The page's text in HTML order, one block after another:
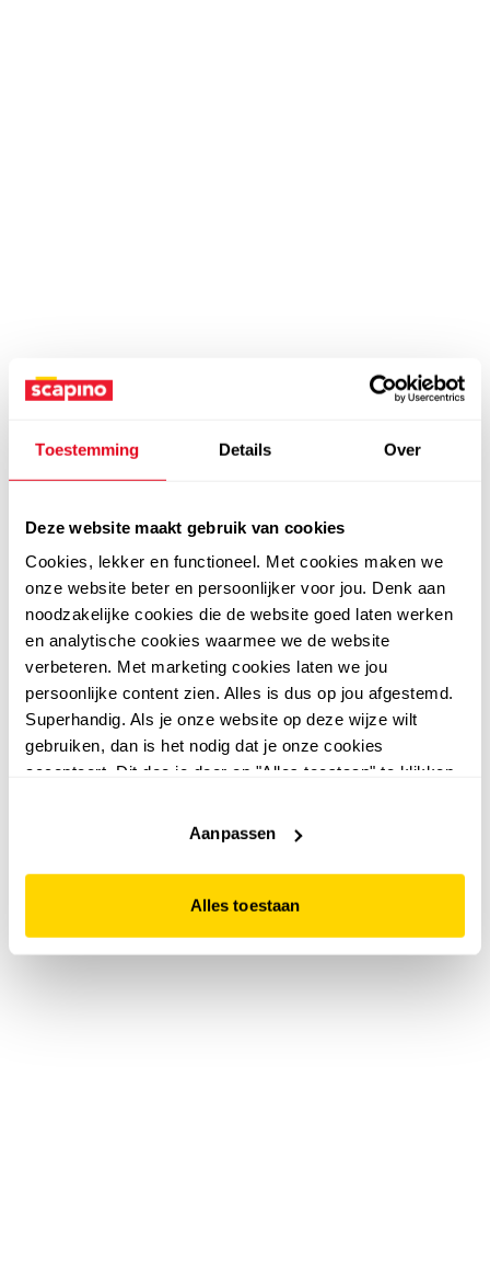
Toestemming Details Over
Deze website maakt gebruik van cookies
Cookies, lekker en functioneel. Met cookies maken we
onze website beter en persoonlijker voor jou. Denk aan
noodzakelijke cookies die de website goed laten werken
en analytische cookies waarmee we de website
verbeteren. Met marketing cookies laten we jou
persoonlijke content zien. Alles is dus op jou afgestemd.
Superhandig. Als je onze website op deze wijze wilt
gebruiken, dan is het nodig dat je onze cookies
accepteert. Dit doe je door op "Alles toestaan" te klikken.
website niet optimaal functioneert.
Aanpassen
Alles toestaan